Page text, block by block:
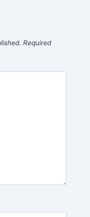
Required